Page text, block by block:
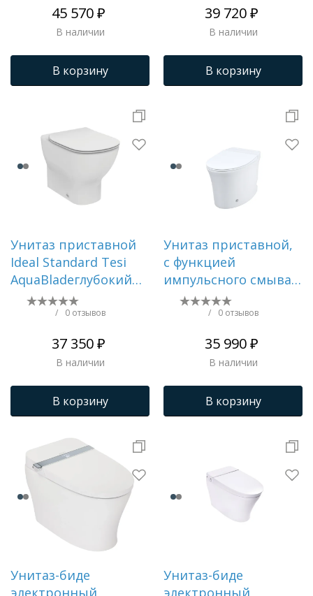
E00420145 570 ₽
В наличии
В корзину
39 720 ₽
В наличии
В корзину
Унитаз приставной
Ideal Standard Tesi
AquaBladeглубокий
смыв () T007701
/ 0 отзывов
37 350 ₽
В наличии
В корзину
Унитаз приставной,
с функцией
импульсного смыва,
Pulse, IDDIS,
PULIDSEi26
/ 0 отзывов
35 990 ₽
В наличии
В корзину
Унитаз-биде
электронный
Унитаз-биде
электронный